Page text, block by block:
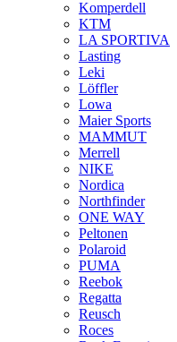
Komperdell
KTM
LA SPORTIVA
Lasting
Leki
Löffler
Lowa
Maier Sports
MAMMUT
Merrell
NIKE
Nordica
Northfinder
ONE WAY
Peltonen
Polaroid
PUMA
Reebok
Regatta
Reusch
Roces